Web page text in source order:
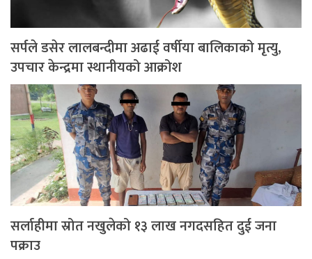
सर्पले डसेर लालबन्दीमा अढाई वर्षीया बालिकाको मृत्यु,
उपचार केन्द्रमा स्थानीयको आक्रोश
सर्लाहीमा स्रोत नखुलेको १३ लाख नगदसहित दुई जना
पक्राउ